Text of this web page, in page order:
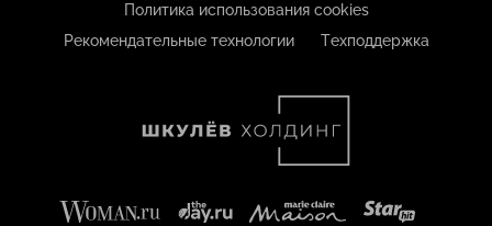
Политика использования cookies
Рекомендательные технологии
Техподдержка